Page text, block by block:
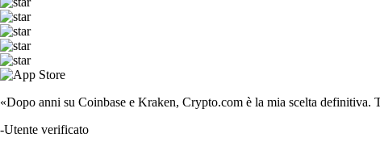
«Dopo anni su Coinbase e Kraken, Crypto.com è la mia scelta definitiva.
-Utente verificato